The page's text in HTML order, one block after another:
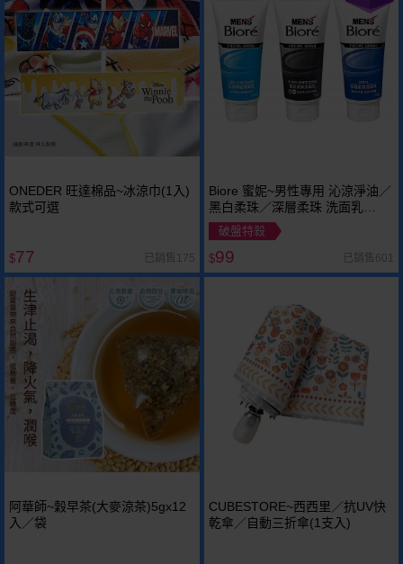
ONEDER 旺達棉品~冰涼巾(1入)
款式可選
$77 已銷售175
Biore 蜜妮~男性專用 沁涼淨油／
黑白柔珠／深層柔珠 洗面乳
(100g) 款式可選
破盤特殺
$99 已銷售601
阿華師~穀早茶(大麥涼茶)5gx12
入／袋
CUBESTORE~西西里／抗UV快
乾傘／自動三折傘(1支入)